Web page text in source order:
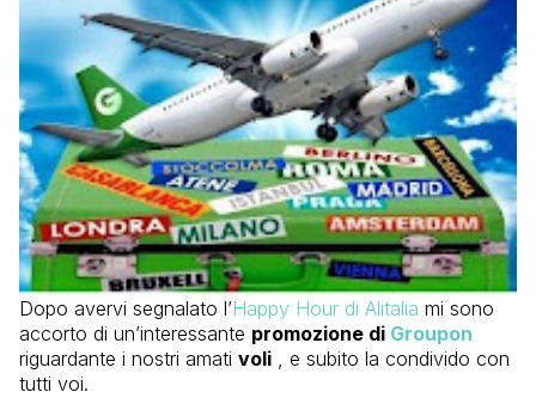
Dopo avervi segnalato l’Happy Hour di Alitalia mi sono
accorto di un’interessante promozione di Groupon
riguardante i nostri amati voli , e subito la condivido con
tutti voi.